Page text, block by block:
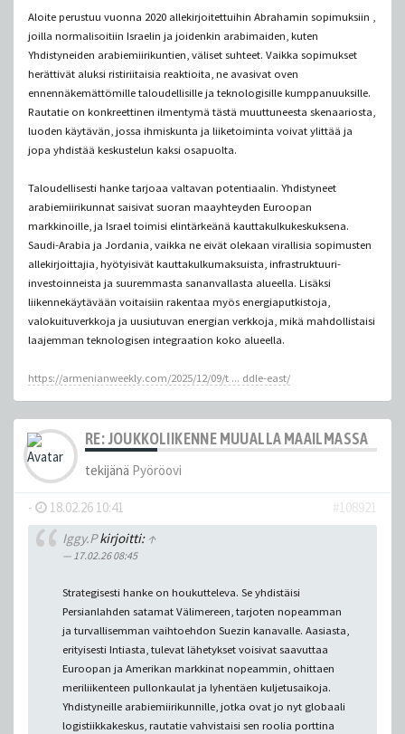
Aloite perustuu vuonna 2020 allekirjoitettuihin Abrahamin sopimuksiin ,
joilla normalisoitiin Israelin ja joidenkin arabimaiden, kuten
Yhdistyneiden arabiemiirikuntien, väliset suhteet. Vaikka sopimukset
herättivät aluksi ristiriitaisia ​​​​reaktioita, ne avasivat oven
ennennäkemättömille taloudellisille ja teknologisille kumppanuuksille.
Rautatie on konkreettinen ilmentymä tästä muuttuneesta skenaariosta,
luoden käytävän, jossa ihmiskunta ja liiketoiminta voivat ylittää ja
jopa yhdistää keskustelun kaksi osapuolta.
Taloudellisesti hanke tarjoaa valtavan potentiaalin. Yhdistyneet
arabiemiirikunnat saisivat suoran maayhteyden Euroopan
markkinoille, ja Israel toimisi elintärkeänä kauttakulkukeskuksena.
Saudi-Arabia ja Jordania, vaikka ne eivät olekaan virallisia sopimusten
allekirjoittajia, hyötyisivät kauttakulkumaksuista, infrastruktuuri-
investoinneista ja suuremmasta sananvallasta alueella. Lisäksi
liikennekäytävään voitaisiin rakentaa myös energiaputkistoja,
valokuituverkkoja ja uusiutuvan energian verkkoja, mikä mahdollistaisi
laajemman teknologisen integraation koko alueella.
https://armenianweekly.com/2025/12/09/t ... ddle-east/
RE: JOUKKOLIIKENNE MUUALLA MAAILMASSA
tekijänä Pyöröovi
- 18.02.26 10:41
#108921
Iggy.Pkirjoitti: ↑
17.02.26 08:45
Strategisesti hanke on houkutteleva. Se yhdistäisi
Persianlahden satamat Välimereen, tarjoten nopeamman
ja turvallisemman vaihtoehdon Suezin kanavalle. Aasiasta,
erityisesti Intiasta, tulevat lähetykset voisivat saavuttaa
Euroopan ja Amerikan markkinat nopeammin, ohittaen
meriliikenteen pullonkaulat ja lyhentäen kuljetusaikoja.
Yhdistyneille arabiemiirikunnille, jotka ovat jo nyt globaali
logistiikkakeskus, rautatie vahvistaisi sen roolia porttina